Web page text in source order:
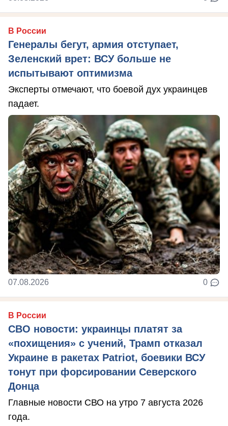
В России
Генералы бегут, армия отступает,
Зеленский врет: ВСУ больше не
испытывают оптимизма
Эксперты отмечают, что боевой дух украинцев
падает.
07.08.2026 0
В России
СВО новости: украинцы платят за
«похищения» с учений, Трамп отказал
Украине в ракетах Patriot, боевики ВСУ
тонут при форсировании Северского
Донца
Главные новости СВО на утро 7 августа 2026
года.